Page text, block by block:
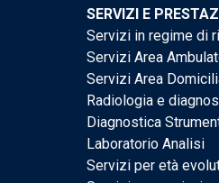
SERVIZI E
Servizi in regime di
Servizi Area
Servizi Area
Radiologia e
Diagnostica
Laboratorio Analisi
Servizi per età